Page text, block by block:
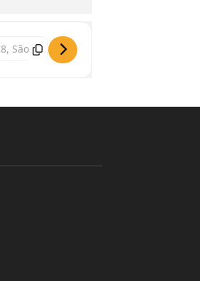
"Sala de Vídeo: Regina José